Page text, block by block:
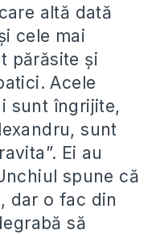
altă dată
cele mai
părăsite și
Acele
sunt îngrijite,
sunt
Ei au
spune că
dar o fac din
să